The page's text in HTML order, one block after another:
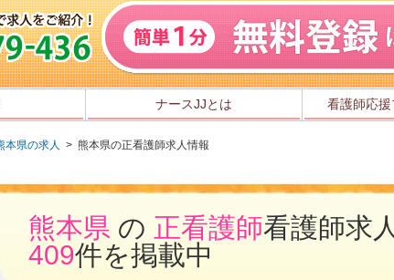
ナースJJとは 看護師応
本県の求人 > 熊本県の正看護師求人情報
熊本県 の 正看護師看護師求人
409件を掲載中